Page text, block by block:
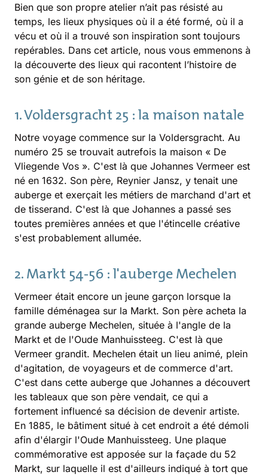
Bien que son propre atelier n’ait pas résisté au
temps, les lieux physiques où il a été formé, où il a
vécu et où il a trouvé son inspiration sont toujours
repérables. Dans cet article, nous vous emmenons à
la découverte des lieux qui racontent l’histoire de
son génie et de son héritage.
1. Voldersgracht 25 : la maison natale
Notre voyage commence sur la Voldersgracht. Au
numéro 25 se trouvait autrefois la maison « De
Vliegende Vos ». C'est là que Johannes Vermeer est
né en 1632. Son père, Reynier Jansz, y tenait une
auberge et exerçait les métiers de marchand d'art et
de tisserand. C'est là que Johannes a passé ses
toutes premières années et que l'étincelle créative
s'est probablement allumée.
2. Markt 54-56 : l'auberge Mechelen
Vermeer était encore un jeune garçon lorsque la
famille déménagea sur la Markt. Son père acheta la
grande auberge Mechelen, située à l'angle de la
Markt et de l'Oude Manhuissteeg. C'est là que
Vermeer grandit. Mechelen était un lieu animé, plein
d'agitation, de voyageurs et de commerce d'art.
C'est dans cette auberge que Johannes a découvert
les tableaux que son père vendait, ce qui a
fortement influencé sa décision de devenir artiste.
En 1885, le bâtiment situé à cet endroit a été démoli
afin d'élargir l'Oude Manhuissteeg. Une plaque
commémorative est apposée sur la façade du 52
Markt, sur laquelle il est d'ailleurs indiqué à tort que